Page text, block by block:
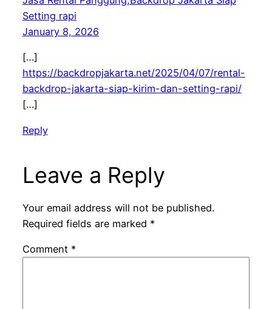
Setting rapi
January 8, 2026
[…]
https://backdropjakarta.net/2025/04/07/rental-
backdrop-jakarta-siap-kirim-dan-setting-rapi/
[…]
Reply
Leave a Reply
Your email address will not be published.
Required fields are marked *
Comment *